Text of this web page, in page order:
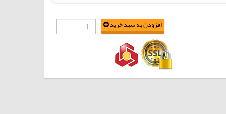
افزودن به سبد خرید